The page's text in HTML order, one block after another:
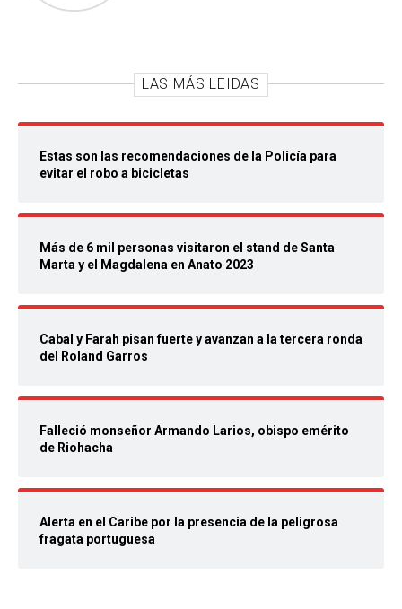
LAS MÁS LEIDAS
Estas son las recomendaciones de la Policía para
evitar el robo a bicicletas
Más de 6 mil personas visitaron el stand de Santa
Marta y el Magdalena en Anato 2023
Cabal y Farah pisan fuerte y avanzan a la tercera ronda
del Roland Garros
Falleció monseñor Armando Larios, obispo emérito
de Riohacha
Alerta en el Caribe por la presencia de la peligrosa
fragata portuguesa